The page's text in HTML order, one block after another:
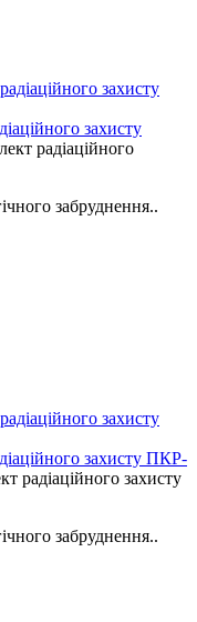
захисту
радіаційного
забруднення..
захисту ПКР-
радіаційного захисту
забруднення..